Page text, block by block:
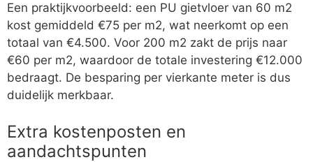
Een praktijkvoorbeeld: een PU gietvloer van 60 m2
kost gemiddeld €75 per m2, wat neerkomt op een
totaal van €4.500. Voor 200 m2 zakt de prijs naar
€60 per m2, waardoor de totale investering €12.000
bedraagt. De besparing per vierkante meter is dus
duidelijk merkbaar.
Extra kostenposten en
aandachtspunten